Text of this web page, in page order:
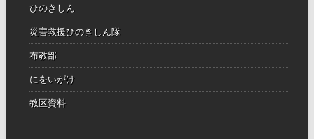
ひのきしん
災害救援ひのきしん隊
布教部
にをいがけ
教区資料